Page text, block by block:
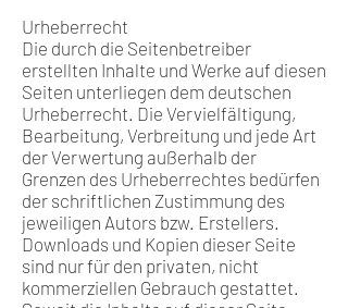
Urheberrecht
Die durch die Seitenbetreiber
erstellten Inhalte und Werke auf diesen
Seiten unterliegen dem deutschen
Urheberrecht. Die Vervielfältigung,
Bearbeitung, Verbreitung und jede Art
der Verwertung außerhalb der
Grenzen des Urheberrechtes bedürfen
der schriftlichen Zustimmung des
jeweiligen Autors bzw. Erstellers.
Downloads und Kopien dieser Seite
sind nur für den privaten, nicht
kommerziellen Gebrauch gestattet.